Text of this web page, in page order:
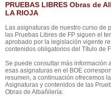
PRUEBAS LIBRES Obras de
LA RIOJA
Las asignaturas de nuestro curso de
las Pruebas Libres de FP siguen el
aprobado por la legislación vigente
contenidos obligatorios del Título de
Se puede consultar más información
esas asignaturas en el BOE
resumen, a continuación ofrecemos
Asignaturas y contenidos de las
Obras de Albañilería: